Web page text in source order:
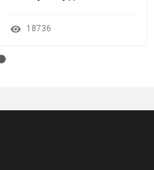
18736